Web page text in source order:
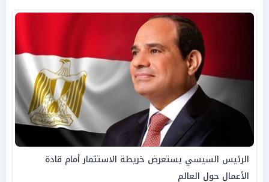
الرئيس السيسي يستعرض خريطة الاستثمار أمام قادة
الأعمال حول العالم